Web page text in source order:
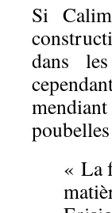
Si
dans
« La